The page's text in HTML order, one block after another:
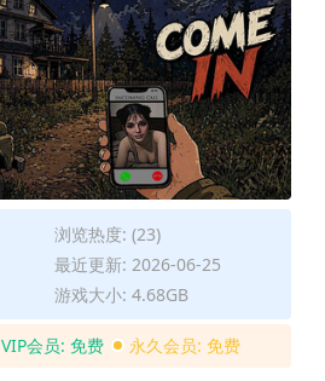
浏览热度: (23)
最近更新: 2026-06-25
游戏大小: 4.68GB
VIP会员: 免费 永久会员: 免费